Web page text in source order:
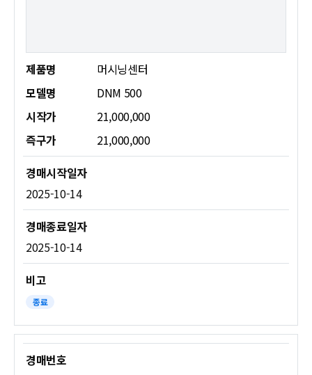
제품명
머시닝센터
모델명
DNM 500
시작가
21,000,000
즉구가
21,000,000
2025-10-14
2025-10-14
종료